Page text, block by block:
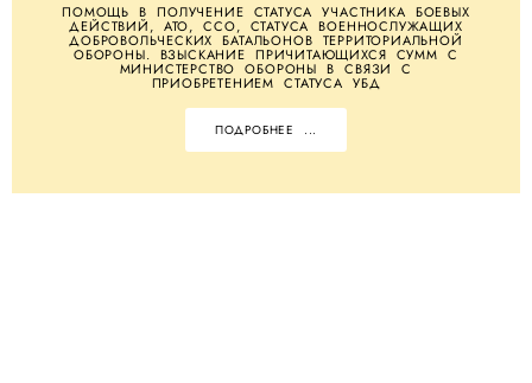
ПОМОЩЬ В ПОЛУЧЕНИЕ СТАТУСА УЧАСТНИКА БОЕВЫХ
ДЕЙСТВИЙ, АТО, ССО, СТАТУСА ВОЕННОСЛУЖАЩИХ
ДОБРОВОЛЬЧЕСКИХ БАТАЛЬОНОВ ТЕРРИТОРИАЛЬНОЙ
ОБОРОНЫ. ВЗЫСКАНИЕ ПРИЧИТАЮЩИХСЯ СУММ С
МИНИСТЕРСТВО ОБОРОНЫ В СВЯЗИ С
ПРИОБРЕТЕНИЕМ СТАТУСА УБД
ПОДРОБНЕЕ ...